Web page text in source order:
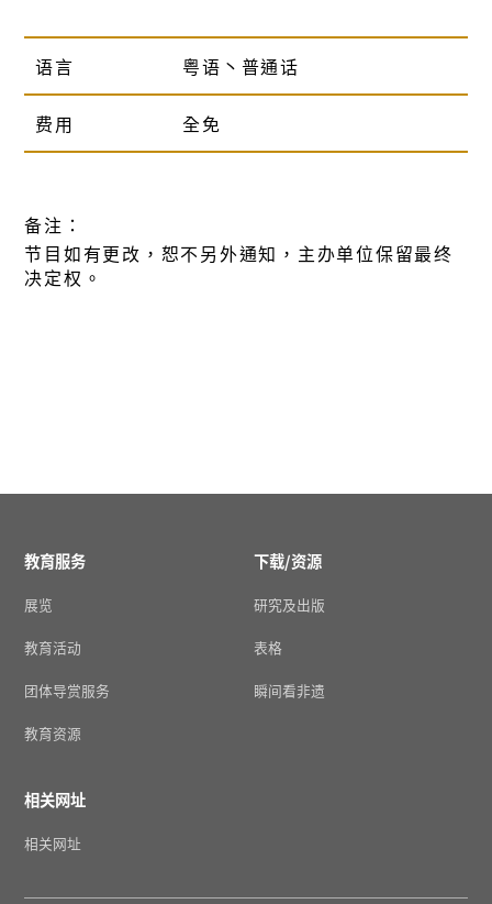
语言 粤语丶普通话
费用 全免
备注：
节目如有更改，恕不另外通知，主办单位保留最终
决定权。
教育服务
展览
教育活动
团体导赏服务
教育资源
下载/资源
研究及出版
表格
瞬间看非遗
相关网址
相关网址